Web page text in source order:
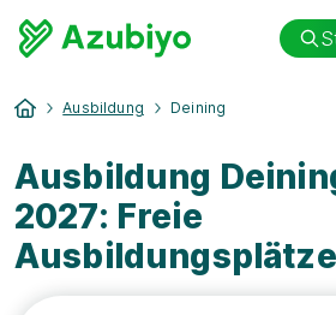
Ausbildung Deining
Ausbildung
2027: Freie
Ausbildungsplätze